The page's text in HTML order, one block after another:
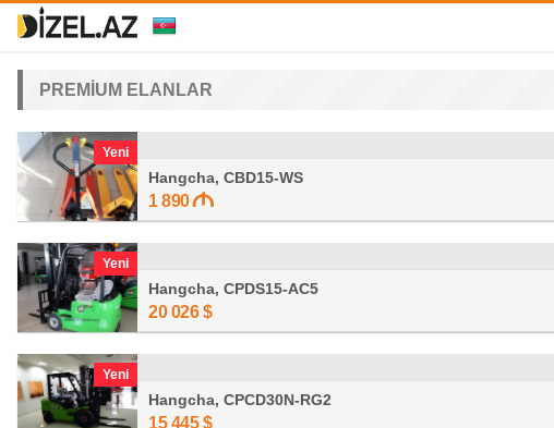
PREMİUM ELANLAR
Yeni
Hangcha, CBD15-WS
1 890
Yeni
Hangcha, CPDS15-AC5
20 026 $
Yeni
Hangcha, CPCD30N-RG2
15 445 $